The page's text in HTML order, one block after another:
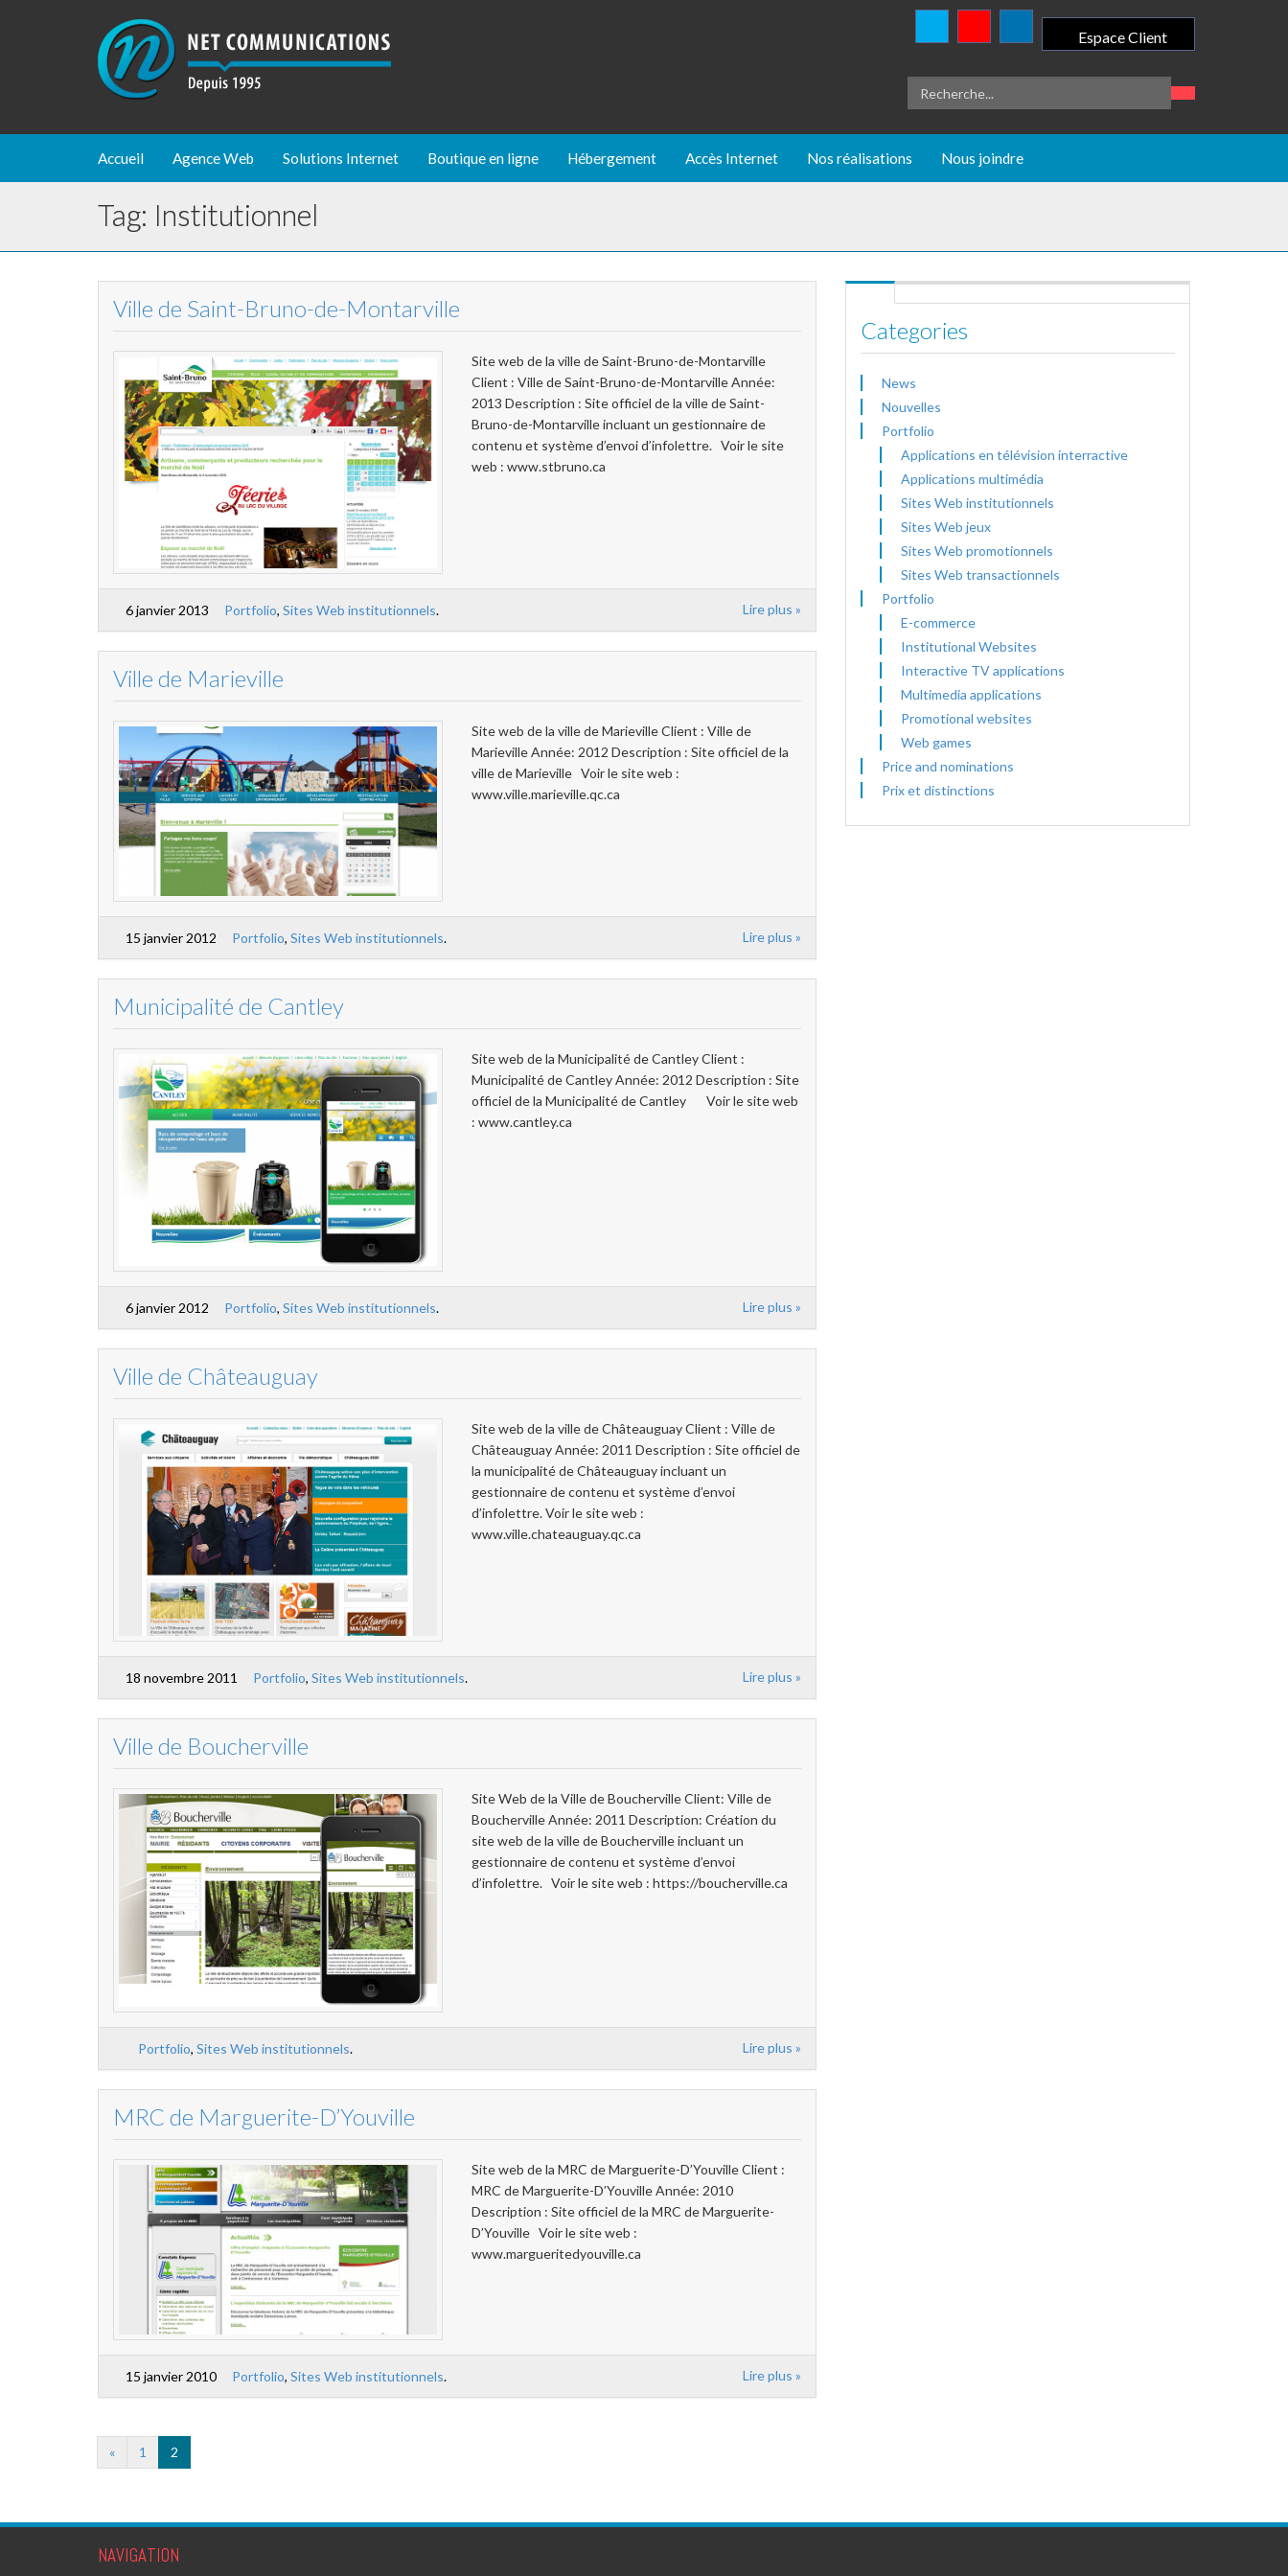
Espace Client
Accueil Agence Web Solutions Internet Boutique en ligne Hébergement Accès Internet Nos réalisations Nous joindre
Tag: Institutionnel
Ville de Saint-Bruno-de-Montarville
Site web de la ville de Saint-Bruno-de-Montarville
Client : Ville de Saint-Bruno-de-Montarville Année:
2013 Description : Site officiel de la ville de Saint-
Bruno-de-Montarville incluant un gestionnaire de
contenu et système d’envoi d’infolettre. Voir le site
web : www.stbruno.ca
6 janvier 2013 Portfolio, Sites Web institutionnels. Lire plus »
Ville de Marieville
Site web de la ville de Marieville Client : Ville de
Marieville Année: 2012 Description : Site officiel de la
ville de Marieville Voir le site web :
www.ville.marieville.qc.ca
15 janvier 2012 Portfolio, Sites Web institutionnels. Lire plus »
Municipalité de Cantley
Site web de la Municipalité de Cantley Client :
Municipalité de Cantley Année: 2012 Description : Site
officiel de la Municipalité de Cantley Voir le site web
: www.cantley.ca
6 janvier 2012 Portfolio, Sites Web institutionnels. Lire plus »
Ville de Châteauguay
Site web de la ville de Châteauguay Client : Ville de
Châteauguay Année: 2011 Description : Site officiel de
la municipalité de Châteauguay incluant un
gestionnaire de contenu et système d’envoi
d’infolettre. Voir le site web :
www.ville.chateauguay.qc.ca
18 novembre 2011 Portfolio, Sites Web institutionnels. Lire plus »
Ville de Boucherville
Site Web de la Ville de Boucherville Client: Ville de
Boucherville Année: 2011 Description: Création du
site web de la ville de Boucherville incluant un
gestionnaire de contenu et système d’envoi
d’infolettre. Voir le site web : https://boucherville.ca
Portfolio, Sites Web institutionnels. Lire plus »
MRC de Marguerite-D’Youville
Site web de la MRC de Marguerite-D’Youville Client :
MRC de Marguerite-D’Youville Année: 2010
Description : Site officiel de la MRC de Marguerite-
D’Youville Voir le site web :
www.margueritedyouville.ca
15 janvier 2010 Portfolio, Sites Web institutionnels. Lire plus »
« 1 2
Categories
News
Nouvelles
Portfolio
Applications en télévision interractive
Applications multimédia
Sites Web institutionnels
Sites Web jeux
Sites Web promotionnels
Sites Web transactionnels
Portfolio
E-commerce
Institutional Websites
Interactive TV applications
Multimedia applications
Promotional websites
Web games
Price and nominations
Prix et distinctions
NAVIGATION